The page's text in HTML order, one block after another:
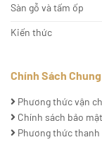
Sàn gỗ và tấm ốp
Kiến thức
Chính Sách Chung
Phương thức vận
Chính sách bảo mật
Phương thức thanh